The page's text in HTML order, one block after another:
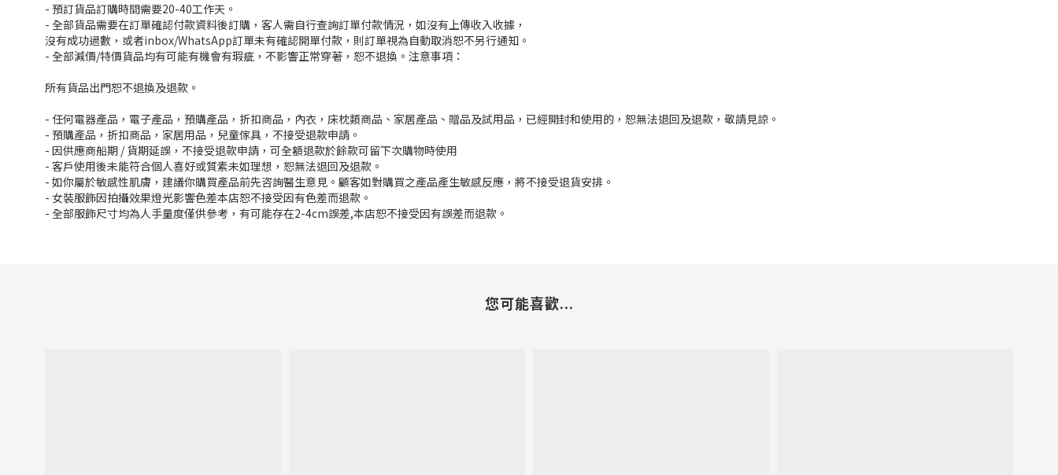
- 預訂貨品訂購時間需要20-40工作天。
- 全部貨品需要在訂單確認付款資料後訂購，客人需自行查詢訂單付款情況，如沒有上傳收入收據，
沒有成功過數，或者inbox/WhatsApp訂單未有確認開單付款，則訂單視為自動取消恕不另行通知。
- 全部減價/特價貨品均有可能有機會有瑕疵，不影響正常穿著，恕不退換。注意事項：
所有貨品出門恕不退換及退款。
- 任何電器產品，電子產品，預購產品，折扣商品，內衣，床枕類商品、家居產品、贈品及試用品，已經開封和使用的，恕無法退回及退款，敬請見諒。
- 預購產品，折扣商品，家居用品，兒童傢具，不接受退款申請。
- 因供應商船期 / 貨期延誤，不接受退款申請，可全額退款於餘款可留下次購物時使用
- 客戶使用後未能符合個人喜好或質素未如理想，恕無法退回及退款。
- 如你屬於敏感性肌膚，建議你購買產品前先咨詢醫生意見。顧客如對購買之產品產生敏感反應，將不接受退貨安排。
- 女裝服飾因拍攝效果燈光影響色差本店恕不接受因有色差而退款。
- 全部服飾尺寸均為人手量度僅供參考，有可能存在2-4cm誤差,本店恕不接受因有誤差而退款。
您可能喜歡...